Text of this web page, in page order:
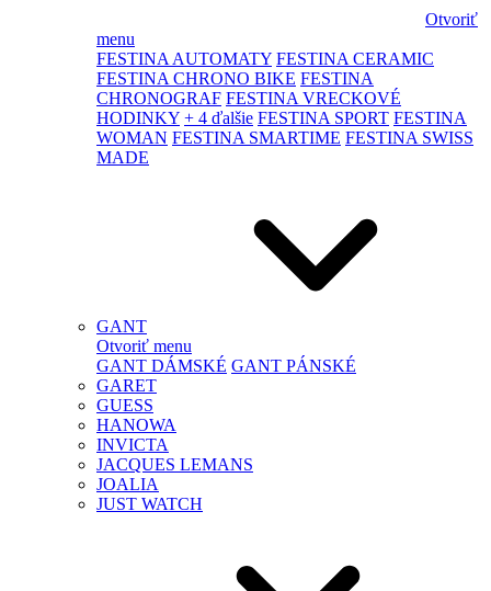
Otvoriť
menu
FESTINA AUTOMATY FESTINA CERAMIC
FESTINA CHRONO BIKE FESTINA
CHRONOGRAF FESTINA VRECKOVÉ
HODINKY + 4 ďalšie FESTINA SPORT FESTINA
WOMAN FESTINA SMARTIME FESTINA SWISS
MADE
GANT
Otvoriť menu
GANT DÁMSKÉ GANT PÁNSKÉ
GARET
GUESS
HANOWA
INVICTA
JACQUES LEMANS
JOALIA
JUST WATCH